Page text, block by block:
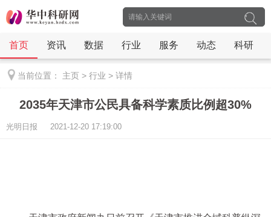
首页 资讯 数据 行业 服务 动态 科研
当前位置： 主页 > 行业 > 详情
2035年天津市公民具备科学素质比例超30%
光明日报 2021-12-20 17:19:00